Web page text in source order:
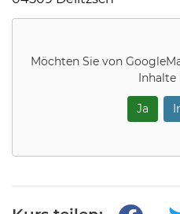
Möchten Sie von
Inhalte
Ja